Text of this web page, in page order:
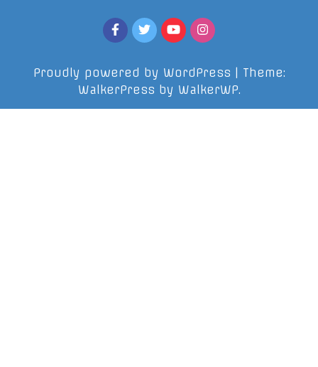
Proudly powered by WordPress | Theme:
WalkerPress by WalkerWP.